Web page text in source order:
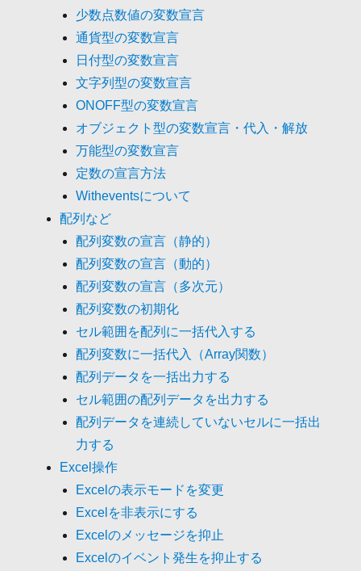
少数点数値の変数宣言
通貨型の変数宣言
日付型の変数宣言
文字列型の変数宣言
ONOFF型の変数宣言
オブジェクト型の変数宣言・代入・解放
万能型の変数宣言
定数の宣言方法
Witheventsについて
配列など
配列変数の宣言（静的）
配列変数の宣言（動的）
配列変数の宣言（多次元）
配列変数の初期化
セル範囲を配列に一括代入する
配列変数に一括代入（Array関数）
配列データを一括出力する
セル範囲の配列データを出力する
配列データを連続していないセルに一括出
力する
Excel操作
Excelの表示モードを変更
Excelを非表示にする
Excelのメッセージを抑止
Excelのイベント発生を抑止する